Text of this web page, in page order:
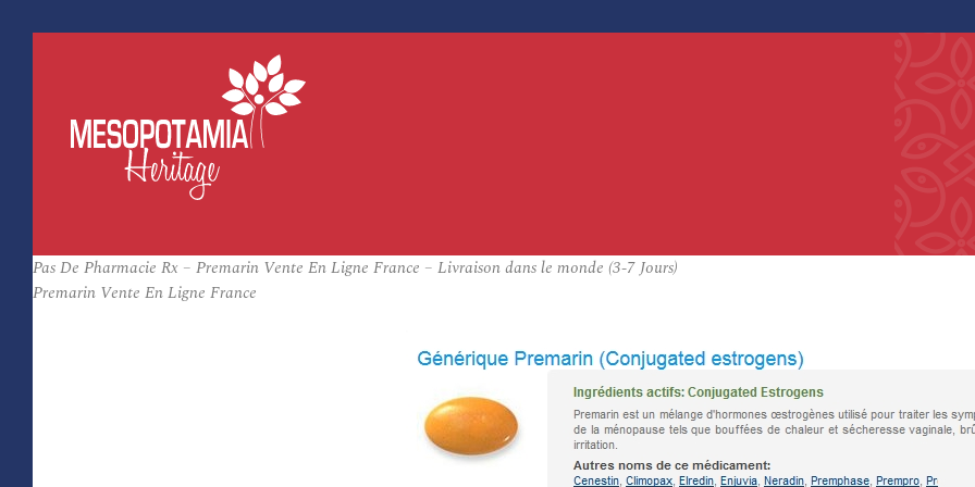
Pas De Pharmacie Rx – Premarin Vente En Ligne France – Livraison dans le monde (3-7 Jours)
Premarin Vente En Ligne France